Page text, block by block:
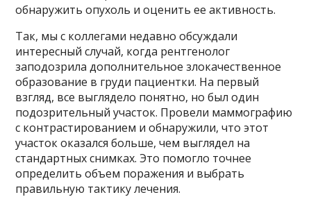
обнаружить опухоль и оценить ее активность.
Так, мы с коллегами недавно обсуждали
интересный случай, когда рентгенолог
заподозрила дополнительное злокачественное
образование в груди пациентки. На первый
взгляд, все выглядело понятно, но был один
подозрительный участок. Провели маммографию
с контрастированием и обнаружили, что этот
участок оказался больше, чем выглядел на
стандартных снимках. Это помогло точнее
определить объем поражения и выбрать
правильную тактику лечения.